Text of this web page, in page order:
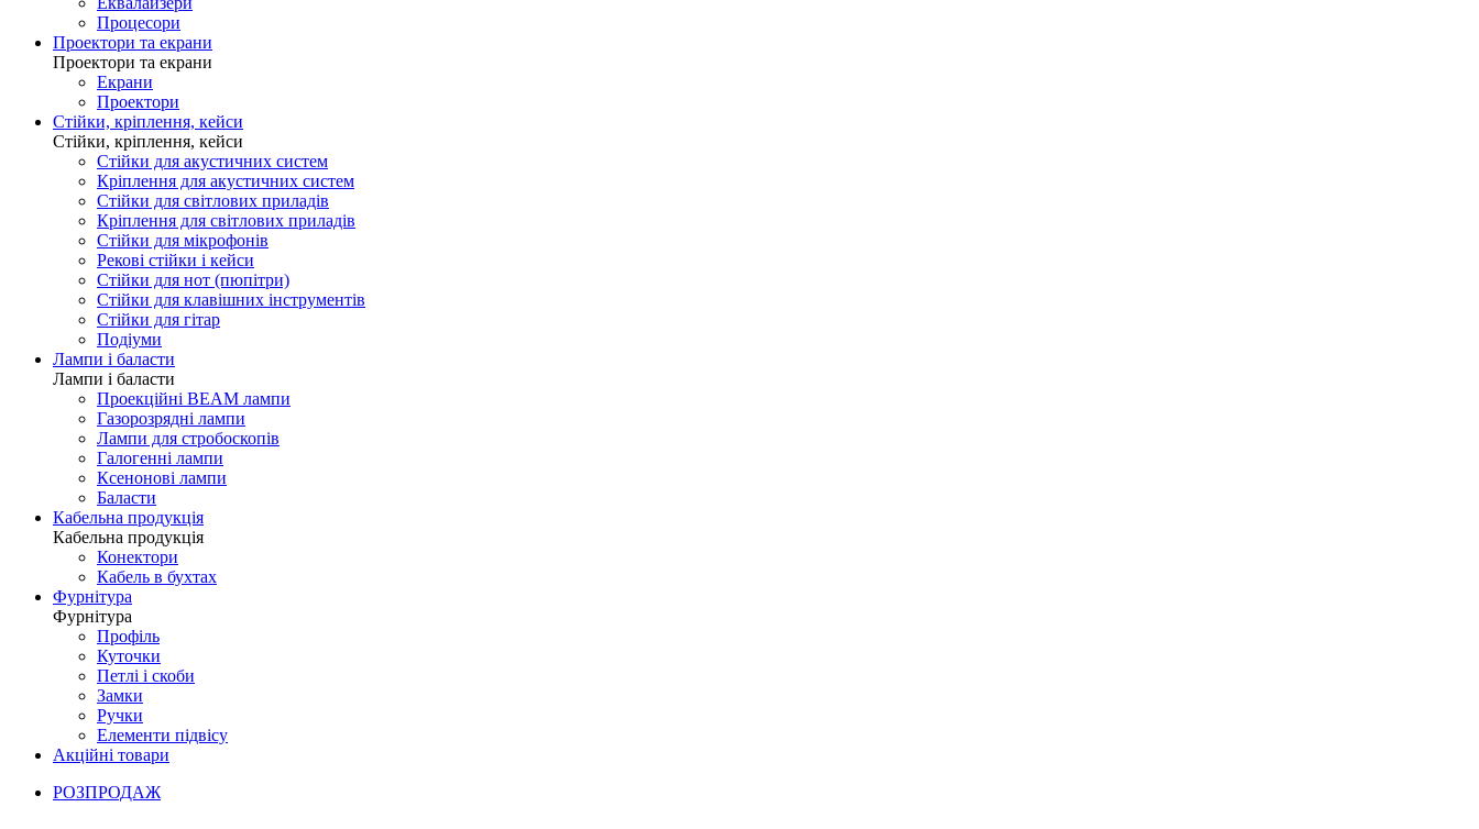
Процесори
Проектори та екрани
Проектори та екрани
Екрани
Проектори
Стійки, кріплення, кейси
Стійки, кріплення, кейси
Стійки для акустичних систем
Кріплення для акустичних систем
Стійки для світлових приладів
Кріплення для світлових приладів
Стійки для мікрофонів
Рекові стійки і кейси
Стійки для нот (пюпітри)
Стійки для клавішних інструментів
Стійки для гітар
Подіуми
Лампи і баласти
Лампи і баласти
Проекційні BEAM лампи
Газорозрядні лампи
Лампи для стробоскопів
Галогенні лампи
Ксенонові лампи
Баласти
Кабельна продукція
Кабельна продукція
Конектори
Кабель в бухтах
Фурнітура
Фурнітура
Профіль
Куточки
Петлі і скоби
Замки
Ручки
Елементи підвісу
Акційні товари
РОЗПРОДАЖ